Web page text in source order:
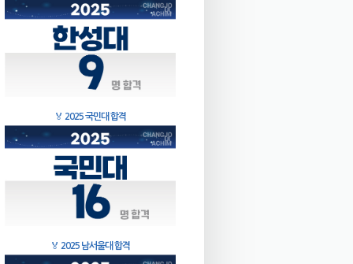
🏅 2025 국민대 합격
🏅 2025 남서울대 합격